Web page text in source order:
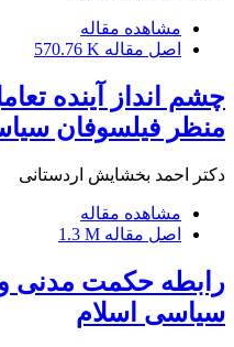
مشاهده مقاله
اصل مقاله 570.76 K
چشم انداز آینده
منظر فیلسوفان
دکتر احمد بخشایش اردستانی
مشاهده مقاله
اصل مقاله 1.3 M
رابطه حکمت مدنی
سیاسی اسلام